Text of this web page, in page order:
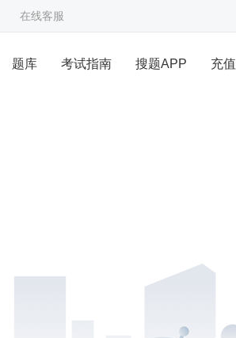
在线客服
题库 考试指南 搜题APP 充值